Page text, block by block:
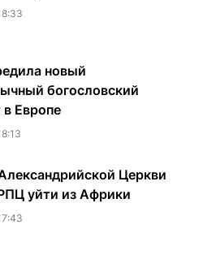
новый
богословский
в Европе
Церкви
уйти из Африки